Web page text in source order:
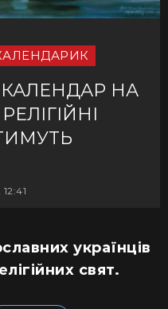
НА
українців
свят.